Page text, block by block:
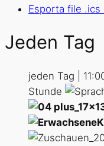
Esporta file .ics
Jeden Tag
jeden Tag |
Stunde